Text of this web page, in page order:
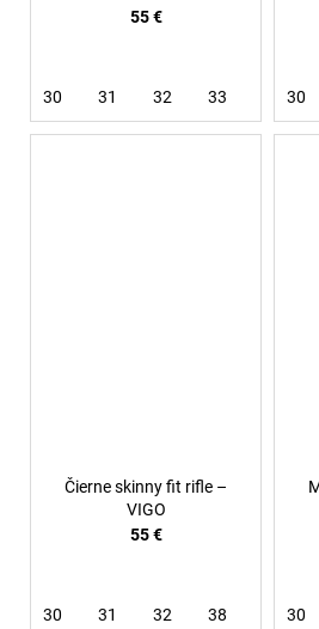
55 €
30 31 32 33 30
Čierne skinny fit rifle –
VIGO
55 €
30 31 32 38 30